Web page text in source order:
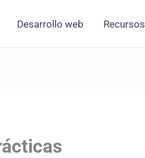
Desarrollo web Recursos